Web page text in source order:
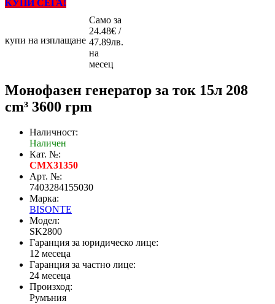
КУПИ СЕГА!
купи на изплащане
Само за
24.48€ /
47.89лв.
на
месец
Монофазен генератор за ток 15л 208
cm³ 3600 rpm
Наличност:
Наличен
Кат. №:
CMX31350
Арт. №:
7403284155030
Марка:
BISONTE
Модел:
SK2800
Гаранция за юридическо лице:
12 месеца
Гаранция за частно лице:
24 месеца
Произход:
Румъния